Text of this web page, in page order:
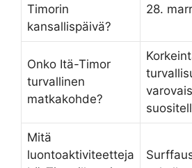
Timorin
kansallispäivä?
28.
Onko Itä-Timor
turvallinen
matkakohde?
Mitä
luontoaktiviteetteja